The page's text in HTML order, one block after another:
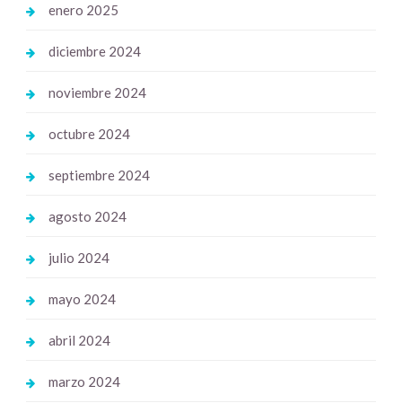
enero 2025
diciembre 2024
noviembre 2024
octubre 2024
septiembre 2024
agosto 2024
julio 2024
mayo 2024
abril 2024
marzo 2024